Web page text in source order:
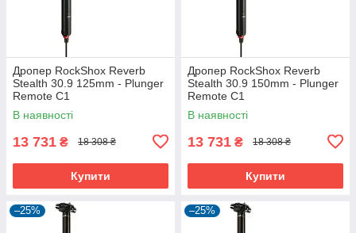
Дропер RockShox Reverb
Stealth 30.9 125mm - Plunger
Remote C1
В наявності
13 731 ₴ 18 308 ₴
Купити
Дропер RockShox Reverb
Stealth 30.9 150mm - Plunger
Remote C1
В наявності
13 731 ₴ 18 308 ₴
Купити
–25% –25%